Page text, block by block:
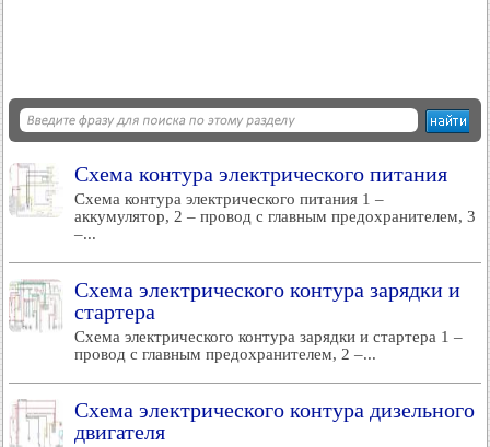
Схема контура электрического питания
Схема контура электрического питания 1 –
аккумулятор, 2 – провод с главным предохранителем, 3
–...
Схема электрического контура зарядки и
стартера
Схема электрического контура зарядки и стартера 1 –
провод с главным предохранителем, 2 –...
Схема электрического контура дизельного
двигателя